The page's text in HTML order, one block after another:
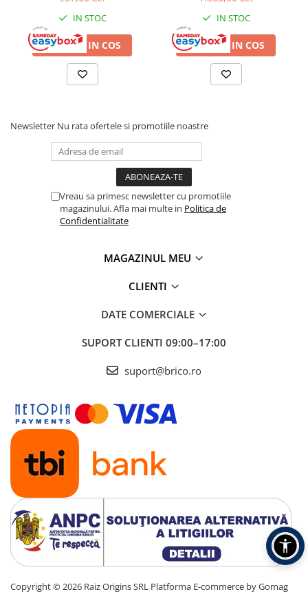
IN STOC
ADAUGA IN COS
IN STOC
ADAUGA IN COS
Newsletter Nu rata ofertele si promotiile noastre
Vreau sa primesc newsletter cu promotiile
magazinului. Afla mai multe in Politica de
Confidentialitate
MAGAZINUL MEU
CLIENTI
DATE COMERCIALE
SUPORT CLIENTI 09:00–17:00
suport@brico.ro
Copyright © 2026 Raiz Origins SRL Platforma E-commerce by Gomag